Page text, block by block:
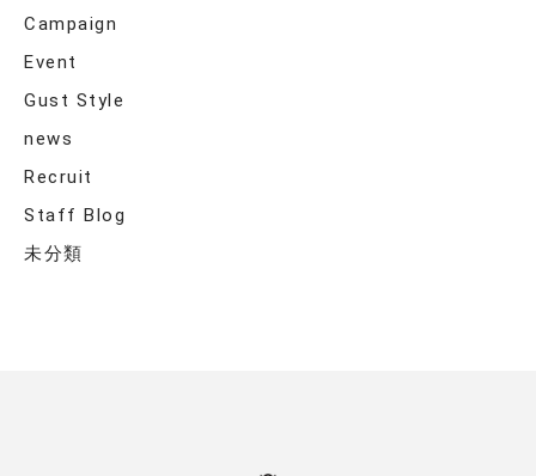
Campaign
Event
Gust Style
news
Recruit
Staff Blog
未分類